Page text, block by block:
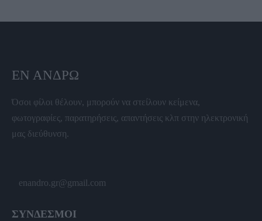
ΕΝ ΆΝΔΡΩ
Όσοι φίλοι θέλουν, μπορούν να στείλουν κείμενα,
φωτογραφίες, παρατηρήσεις, απαντήσεις κλπ στην ηλεκτρονική
μας διεύθυνση.
enandro.gr@gmail.com
ΣΥΝΔΕΣΜΟΙ